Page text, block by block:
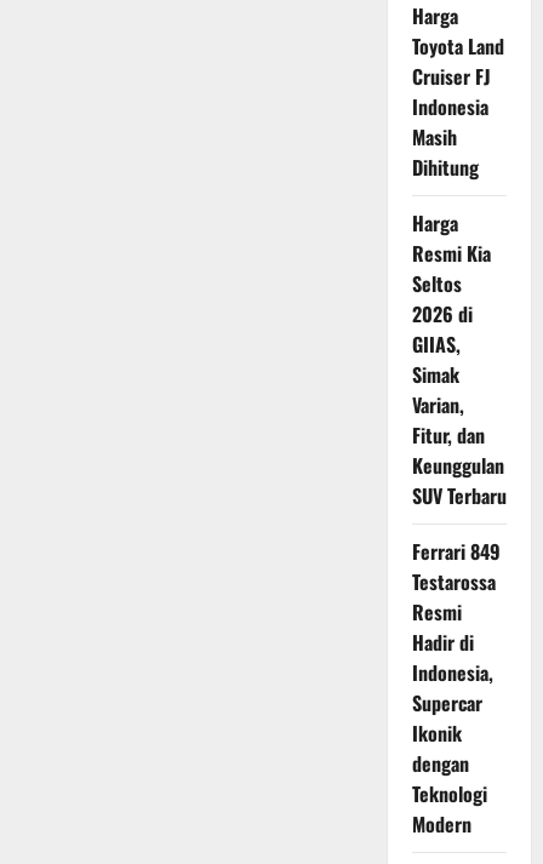
Harga
Toyota Land
Cruiser FJ
Indonesia
Masih
Dihitung
Harga
Resmi Kia
Seltos
2026 di
GIIAS,
Simak
Varian,
Fitur, dan
Keunggulan
SUV Terbaru
Ferrari 849
Testarossa
Resmi
Hadir di
Indonesia,
Supercar
Ikonik
dengan
Teknologi
Modern